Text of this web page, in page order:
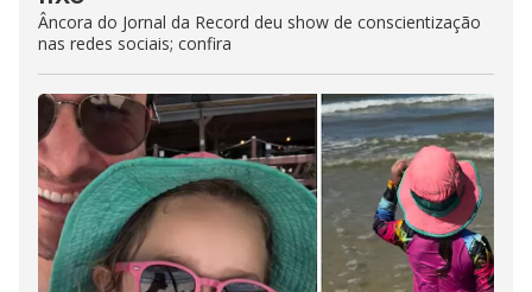
Âncora do Jornal da Record deu show de conscientização
nas redes sociais; confira